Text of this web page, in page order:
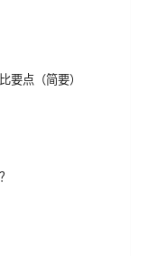
要点（简要）